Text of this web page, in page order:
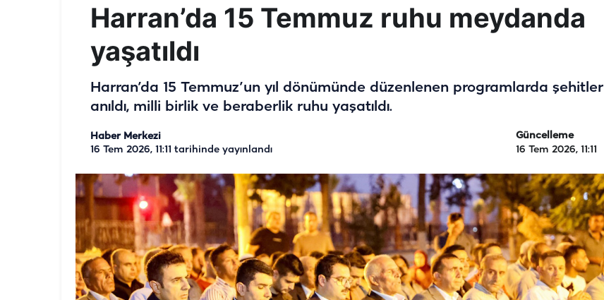
Harran’da 15 Temmuz ruhu meydanda
yaşatıldı
Harran’da 15 Temmuz’un yıl dönümünde düzenlenen programlarda şehitler
anıldı, milli birlik ve beraberlik ruhu yaşatıldı.
Haber Merkezi
16 Tem 2026, 11:11 tarihinde yayınlandı
Güncelleme
16 Tem 2026, 11:11